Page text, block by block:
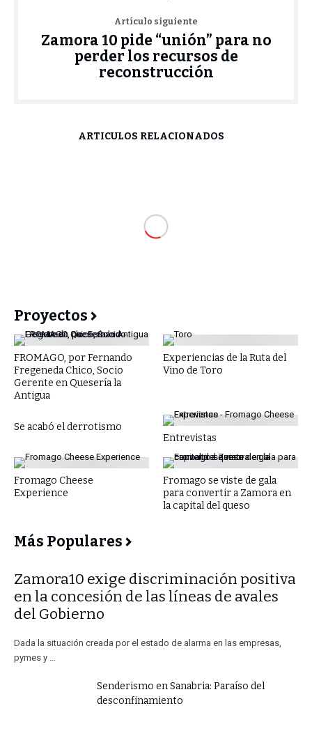
Artículo siguiente
Zamora 10 pide “unión” para no
perder los recursos de
reconstrucción
ARTÍCULOS RELACIONADOS
Proyectos
FROMAGO, por Fernando
Fregeneda Chico, Socio
Gerente en Quesería la
Antigua
Experiencias de la Ruta del
Vino de Toro
Se acabó el derrotismo
Entrevistas
Fromago Cheese
Experience
Fromago se viste de gala
para convertir a Zamora en
la capital del queso
Más Populares
​Zamora10 exige discriminación positiva
en la concesión de las líneas de avales
del Gobierno
Dada la situación creada por el estado de alarma en las empresas,
pymes y …
Senderismo en Sanabria: Paraíso del
desconfinamiento